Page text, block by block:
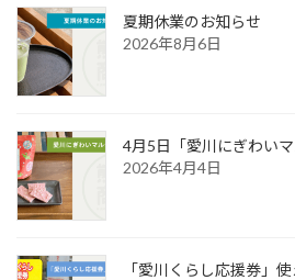
夏期休業のお知らせ
2026年8月6日
4月5日「愛川にぎわい
2026年4月4日
「愛川くらし応援券」